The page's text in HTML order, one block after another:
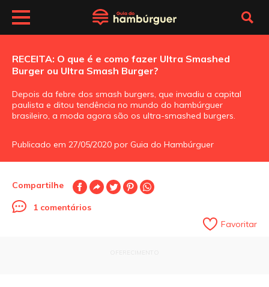
RECEITA: O que é e como fazer Ultra Smashed
Burger ou Ultra Smash Burger?
Depois da febre dos smash burgers, que invadiu a capital
paulista e ditou tendência no mundo do hambúrguer
brasileiro, a moda agora são os ultra-smashed burgers.
Publicado em 27/05/2020 por Guia do Hambúrguer
Compartilhe
1 comentários
Favoritar